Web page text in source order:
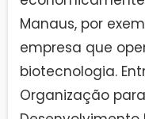
Manaus, por
empresa que
biotecnologia.
Organização